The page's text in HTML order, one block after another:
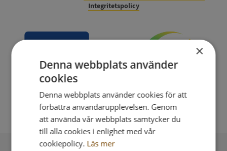
Integritetspolicy
×
Denna webbplats använder
cookies
Denna webbplats använder cookies för att
förbättra användarupplevelsen. Genom
att använda vår webbplats samtycker du
till alla cookies i enlighet med vår
cookiepolicy. Läs mer